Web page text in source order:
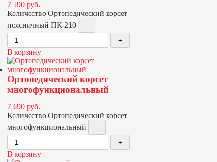
7 590 руб.
Количество Ортопедический корсет
поясничный ПК-210
В корзину
Ортопедический корсет
многофункциональный
7 690 руб.
Количество Ортопедический корсет
многофункциональный
В корзину